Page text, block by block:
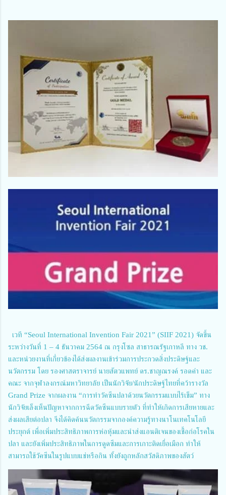
เวที “Seoul International Invention Fair 2021” (SIIF 2021) จัดขึ้น
ระหว่างวันที่ 1 – 4 ธันวาคม 2564 ณ กรุงโซล สาธารณรัฐเกาหลี ทาง วช.
และหน่วยงานที่เกี่ยวข้องได้ส่งผลงานเข้าร่วมการประกวดสิ่งประดิษฐ์และ
นวัตกรรม โดย รองศาสตราจารย์ นายสัตวแพทย์ ดร.ชาญณรงค์ รอดคำ และ
คณะ จากจุฬาลงกรณ์มหาวิทยาลัย เป็นนักวิจัย/นักประดิษฐ์ไทยที่คว้ารางวัล
Grand Prize จากผลงาน “การทำวัคซีนปลาด้วยนวัตกรรมแบบไร้เข็ม” ทาง
นักวิจัยเล็งเห็นปัญหาจากการฉีดวัคซีนแบบรายตัว ที่ทำให้เกิดการเสียหายและ
ส่งผลเสียต่อปลา จึงได้คิดค้นนวัตกรรมจากองค์ความรู้ทางนาโนเทคโนโลยี
ประยุกต์ เพื่อเพิ่มประสิทธิภาพการห่อหุ้มและนำส่งแอนติเจนของเชื้อก่อโรคใน
ปลา และยังเพิ่มประสิทธิภาพในการดูดซึมและการเกาะติดเยื่อเมือก ทำให้
สามารถใช้วัคซีนในรูปแบบแช่หรือกิน ทั้งยังถูกหลักสวัสดิภาพของสัตว์